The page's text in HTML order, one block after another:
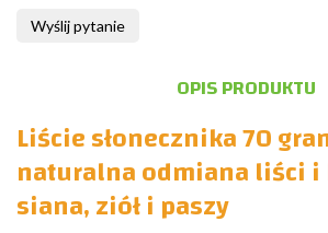
Wyślij pytanie
OPIS PRODUKTU
Liście słonecznika 70
naturalna odmiana liści
siana, ziół i paszy